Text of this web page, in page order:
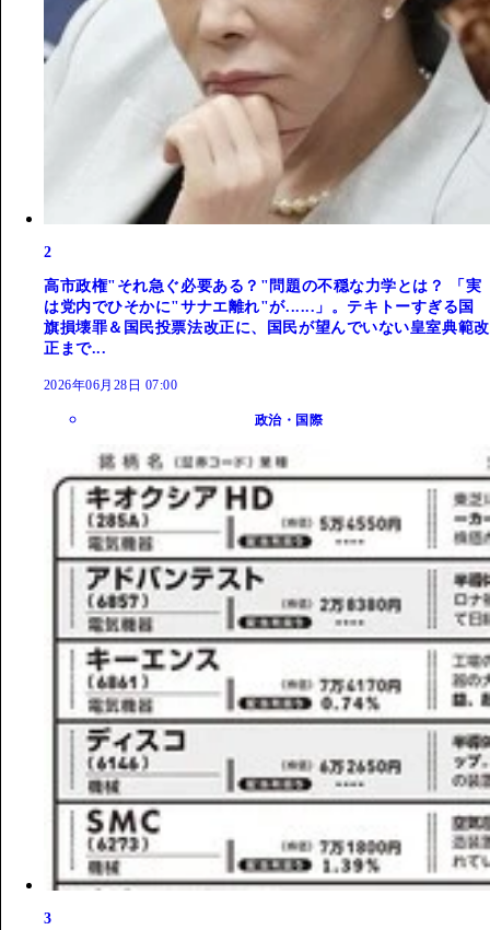
2
高市政権"それ急ぐ必要ある？"問題の不穏な力学とは？ 「実
は党内でひそかに"サナエ離れ"が......」。テキトーすぎる国
旗損壊罪＆国民投票法改正に、国民が望んでいない皇室典範改
正まで...
2026年06月28日 07:00
政治・国際
3